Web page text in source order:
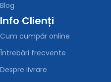
Blog
Info Clienți
Cum cumpăr online
Întrebări frecvente
Despre livrare